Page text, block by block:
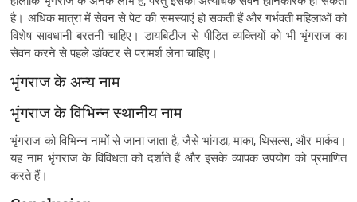
है। अधिक मात्रा में सेवन से पेट की समस्याएं हो सकती हैं और गर्भवती महिलाओं को
विशेष सावधानी बरतनी चाहिए। डायबिटीज से पीड़ित व्यक्तियों को भी भृंगराज का
सेवन करने से पहले डॉक्टर से परामर्श लेना चाहिए।
भृंगराज के अन्य नाम
भृंगराज के विभिन्न स्थानीय नाम
भृंगराज को विभिन्न नामों से जाना जाता है, जैसे भांगड़ा, माका, थिसल्स, और मार्कव।
यह नाम भृंगराज के विविधता को दर्शाते हैं और इसके व्यापक उपयोग को प्रमाणित
करते हैं।